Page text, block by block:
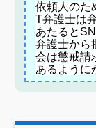
依頼人のた
T弁護士は
あたると
弁護士から
会は懲戒請
あるように